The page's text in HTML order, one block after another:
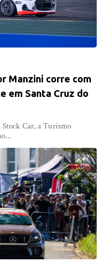
Manzini corre com
em Santa Cruz do
Car, a Turismo